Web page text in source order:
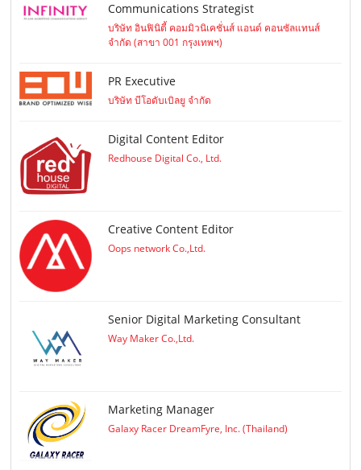
Communications Strategist
บริษัท อินฟินิตี้ คอมมิวนิเคชั่นส์ แอนด์ คอนซัลแทนส์
จำกัด (สาขา 001 กรุงเทพฯ)
PR Executive
บริษัท บีโอดับเบิลยู จำกัด
Digital Content Editor
Redhouse Digital Co., Ltd.
Creative Content Editor
Oops network Co.,Ltd.
Senior Digital Marketing Consultant
Way Maker Co.,Ltd.
Marketing Manager
Galaxy Racer DreamFyre, Inc. (Thailand)